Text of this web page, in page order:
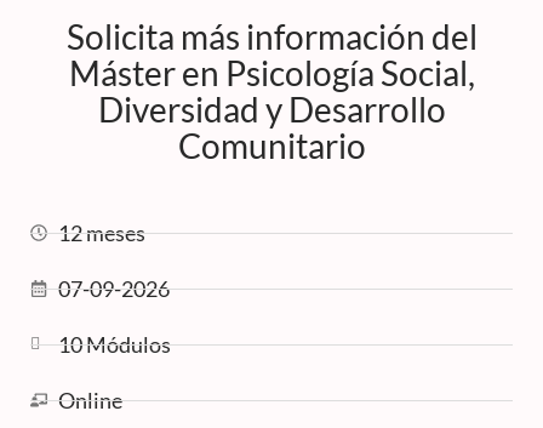
Solicita más información del
Máster en Psicología Social,
Diversidad y Desarrollo
Comunitario
12 meses
07-09-2026
10 Módulos
Online